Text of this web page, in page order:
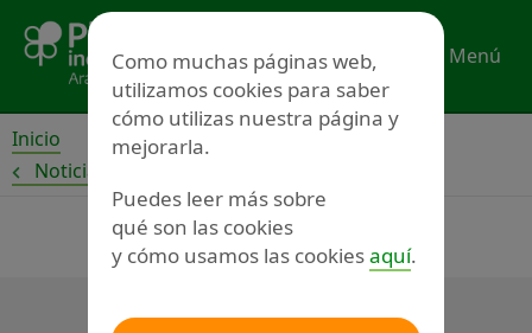
contenido
Menú
Inicio
Noticias
Como muchas páginas web,
utilizamos cookies para saber
cómo utilizas nuestra página y
mejorarla.
Puedes leer más sobre
qué son las cookies
y cómo usamos las cookiesaquí.